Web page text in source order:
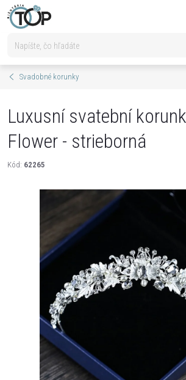
Prejsť
na
Svadobné korunky
Luxusní svatební
Flower - strieborná
Kód: 62265